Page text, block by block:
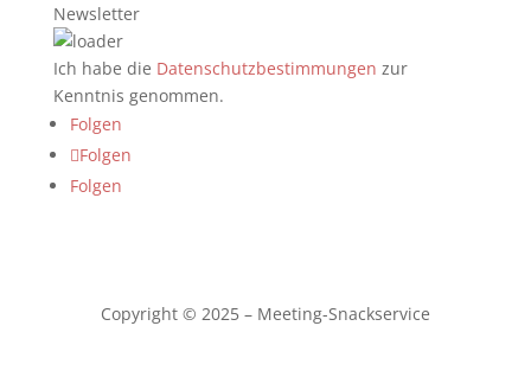
Newsletter
Ich habe die Datenschutzbestimmungen zur
Kenntnis genommen.
Folgen
Folgen
Folgen
Copyright © 2025 – Meeting-Snackservice